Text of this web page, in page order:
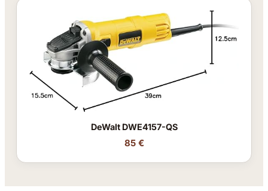
DeWalt DWE4157-QS
85 €